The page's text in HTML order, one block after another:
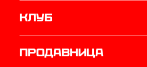
Клуб
продавница